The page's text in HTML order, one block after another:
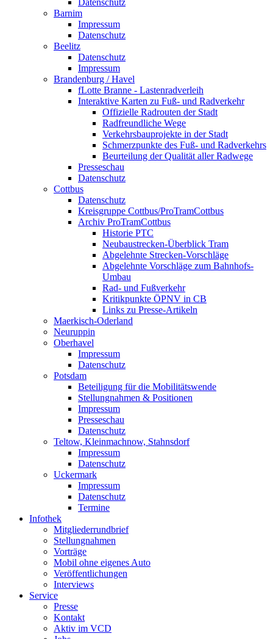
Datenschutz
Barnim
Impressum
Datenschutz
Beelitz
Datenschutz
Impressum
Brandenburg / Havel
fLotte Branne - Lastenradverleih
Interaktive Karten zu Fuß- und Radverkehr
Offizielle Radrouten der Stadt
Radfreundliche Wege
Verkehrsbauprojekte in der Stadt
Schmerzpunkte des Fuß- und Radverkehrs
Beurteilung der Qualität aller Radwege
Presseschau
Datenschutz
Cottbus
Datenschutz
Kreisgruppe Cottbus/ProTramCottbus
Archiv ProTramCottbus
Historie PTC
Neubaustrecken-Überblick Tram
Abgelehnte Strecken-Vorschläge
Abgelehnte Vorschläge zum Bahnhofs-
Umbau
Rad- und Fußverkehr
Kritikpunkte ÖPNV in CB
Links zu Presse-Artikeln
Maerkisch-Oderland
Neuruppin
Oberhavel
Impressum
Datenschutz
Potsdam
Beteiligung für die Mobilitätswende
Stellungnahmen & Positionen
Impressum
Presseschau
Datenschutz
Teltow, Kleinmachnow, Stahnsdorf
Impressum
Datenschutz
Uckermark
Impressum
Datenschutz
Termine
Infothek
Mitgliederrundbrief
Stellungnahmen
Vorträge
Mobil ohne eigenes Auto
Veröffentlichungen
Interviews
Service
Presse
Kontakt
Aktiv im VCD